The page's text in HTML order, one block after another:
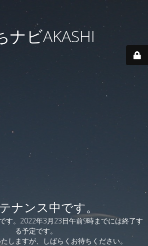
ナビAKASHI
ナンス中です。
す。2022年3月23日午前9時までには終了す
る予定です。
しますが、しばらくお待ちください。